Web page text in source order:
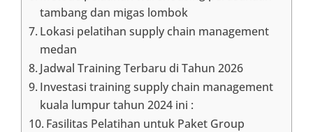
tambang dan migas lombok
Lokasi pelatihan supply chain management
medan
Jadwal Training Terbaru di Tahun 2026
Investasi training supply chain management
kuala lumpur tahun 2024 ini :
Fasilitas Pelatihan untuk Paket Group